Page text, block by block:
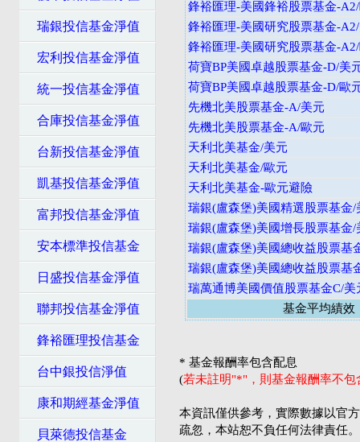
瑞銀投信基金淨值
宏利投信基金淨值
統一投信基金淨值
合庫投信基金淨值
台新投信基金淨值
凱基投信基金淨值
富邦投信基金淨值
安本標準投信基金
日盛投信基金淨值
聯邦投信基金淨值
鋒裕匯理投信基金
台中銀投信淨值
康和期經基金淨值
貝萊德投信基金
鋒裕匯理-美國鋒裕股票基金-
鋒裕匯理-美國研究股票基金-
鋒裕匯理-美國研究股票基金-
荷寶BP美國卓越股票基金-D/美
荷寶BP美國卓越股票基金-D/歐
先機北美股票基金-A/美元
先機北美股票基金-A/歐元
天利北美基金/美元
天利北美基金/歐元
天利北美基金-歐元避險
瑞銀(盧森堡)美國精選股票基金/
瑞銀(盧森堡)美國增長股票基金/
瑞銀(盧森堡)美國總收益股票基
瑞銀(盧森堡)美國總收益股票基
瑞萬通博美國價值股票基金C/美
基金平均績效
* 基金報酬率包含配息
(若未註明"*"，則基金報酬率不
本資訊僅供參考，實際數據以官
疏忽，本站恕不負任何法律責任。